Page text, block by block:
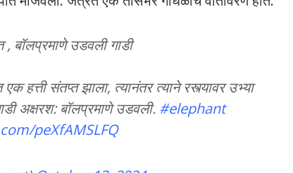
, बॉलप्रमाणे उडवली गाडी
हत्ती संतप्त झाला, त्यानंतर त्याने रस्त्यावर उभ्या
अक्षरश: बॉलप्रमाणे उडवली. #elephant
peXfAMSLFQ